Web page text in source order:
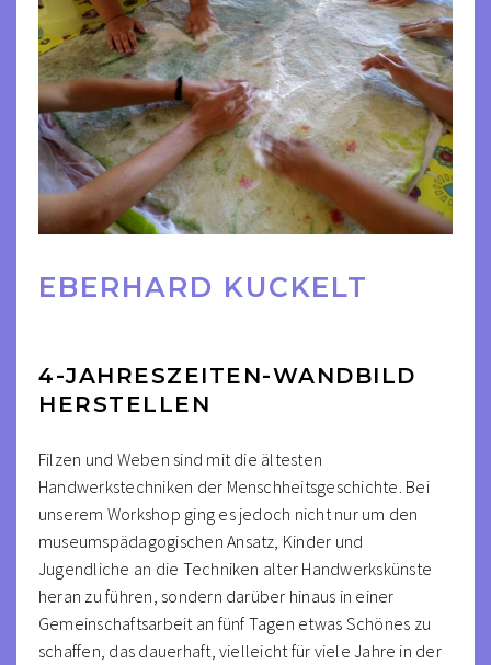
EBERHARD KUCKELT
4-JAHRESZEITEN-WANDBILD
HERSTELLEN
Filzen und Weben sind mit die ältesten
Handwerkstechniken der Menschheitsgeschichte. Bei
unserem Workshop ging es jedoch nicht nur um den
museumspädagogischen Ansatz, Kinder und
Jugendliche an die Techniken alter Handwerkskünste
heran zu führen, sondern darüber hinaus in einer
Gemeinschaftsarbeit an fünf Tagen etwas Schönes zu
schaffen, das dauerhaft, vielleicht für viele Jahre in der